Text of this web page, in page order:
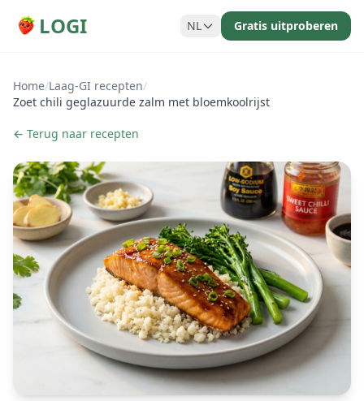
LOGI NL Gratis uitproberen
Home/Laag-GI recepten/
Zoet chili geglazuurde zalm met bloemkoolrijst
← Terug naar recepten